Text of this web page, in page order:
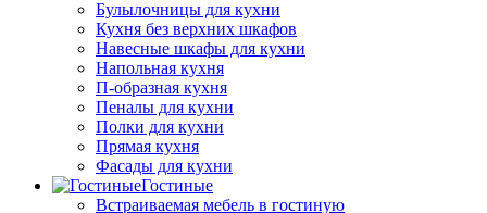
Булылочницы для кухни
Кухня без верхних шкафов
Навесные шкафы для кухни
Напольная кухня
П-образная кухня
Пеналы для кухни
Полки для кухни
Прямая кухня
Фасады для кухни
Гостиные
Встраиваемая мебель в гостиную